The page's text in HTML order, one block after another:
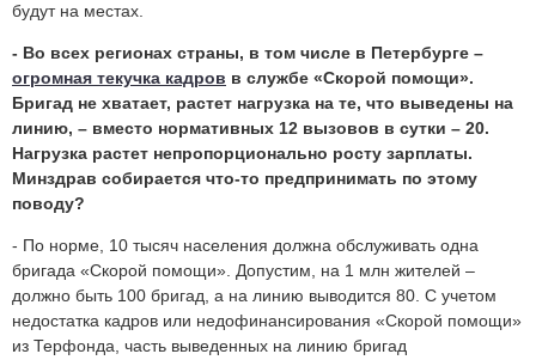
будут на местах.
- Во всех регионах страны, в том числе в Петербурге –
огромная текучка кадров в службе «Скорой помощи».
Бригад не хватает, растет нагрузка на те, что выведены на
линию, – вместо нормативных 12 вызовов в сутки – 20.
Нагрузка растет непропорционально росту зарплаты.
Минздрав собирается что-то предпринимать по этому
поводу?
- По норме, 10 тысяч населения должна обслуживать одна
бригада «Скорой помощи». Допустим, на 1 млн жителей –
должно быть 100 бригад, а на линию выводится 80. С учетом
недостатка кадров или недофинансирования «Скорой помощи»
из Терфонда, часть выведенных на линию бригад